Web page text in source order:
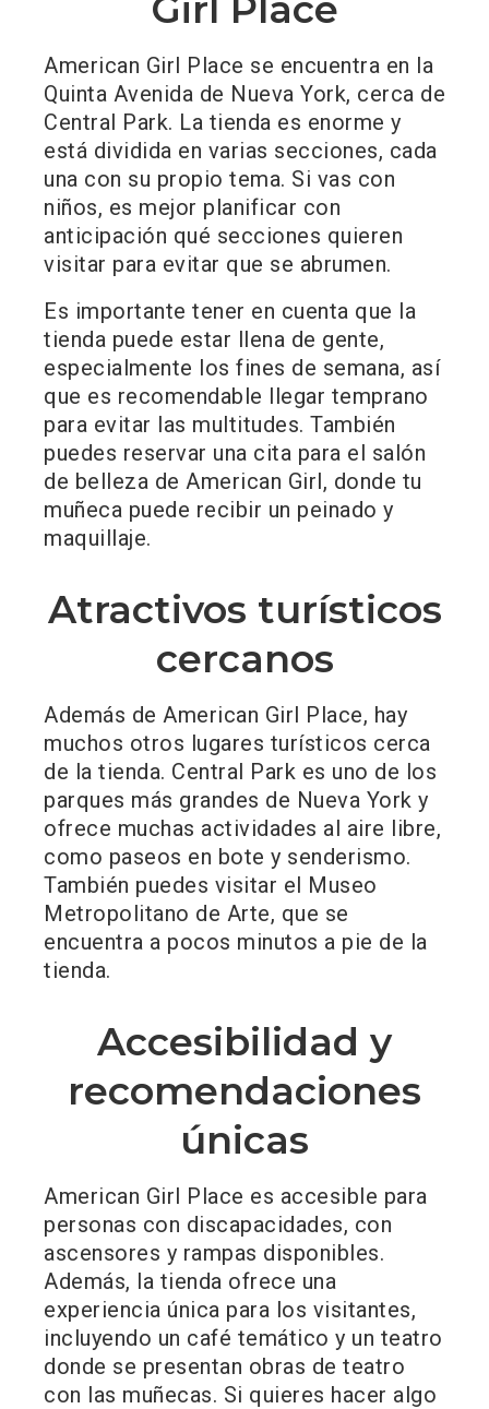
American Girl Place se encuentra en la
Quinta Avenida de Nueva York, cerca de
Central Park. La tienda es enorme y
está dividida en varias secciones, cada
una con su propio tema. Si vas con
niños, es mejor planificar con
anticipación qué secciones quieren
visitar para evitar que se abrumen.
Es importante tener en cuenta que la
tienda puede estar llena de gente,
especialmente los fines de semana, así
que es recomendable llegar temprano
para evitar las multitudes. También
puedes reservar una cita para el salón
de belleza de American Girl, donde tu
muñeca puede recibir un peinado y
maquillaje.
Atractivos turísticos
cercanos
Además de American Girl Place, hay
muchos otros lugares turísticos cerca
de la tienda. Central Park es uno de los
parques más grandes de Nueva York y
ofrece muchas actividades al aire libre,
como paseos en bote y senderismo.
También puedes visitar el Museo
Metropolitano de Arte, que se
encuentra a pocos minutos a pie de la
tienda.
Accesibilidad y
recomendaciones
únicas
American Girl Place es accesible para
personas con discapacidades, con
ascensores y rampas disponibles.
Además, la tienda ofrece una
experiencia única para los visitantes,
incluyendo un café temático y un teatro
donde se presentan obras de teatro
con las muñecas. Si quieres hacer algo